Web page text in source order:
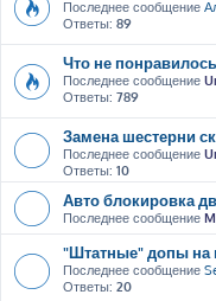
Последнее сообщение
Ответы: 89
Что не
Последнее сообщение
Ответы: 789
Замена шестерни
Последнее сообщение
Ответы: 10
Авто блокировка
Последнее сообщение
"Штатные" допы на
Последнее сообщение
Ответы: 20